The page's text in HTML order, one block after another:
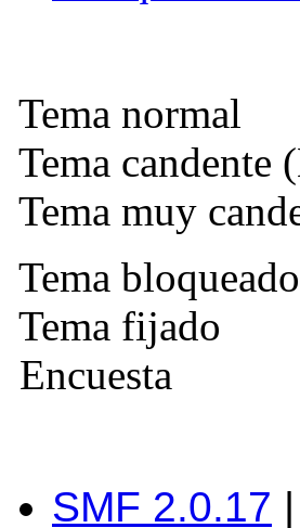
Tema normal
Tema candente
Tema muy
Tema bloqueado
Tema fijado
Encuesta
SMF 2.0.17 |